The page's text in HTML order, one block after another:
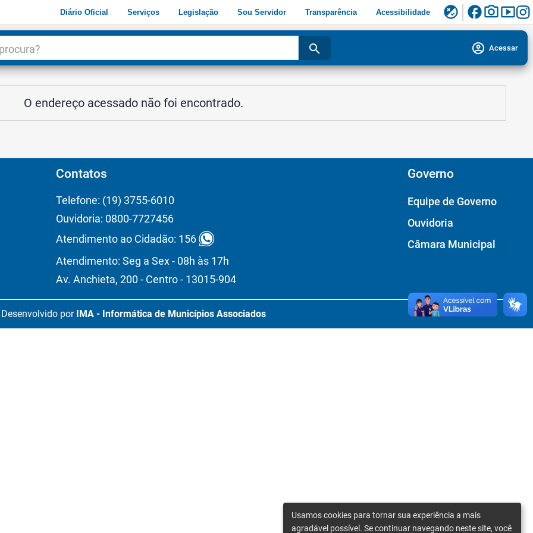
Diário Oficial Serviços Legislação Sou Servidor Transparência Acessibilidade flaky facebookphoto_camerasmart_display
search account_circle Acessar
O endereço acessado não foi encontrado.
Contatos
Telefone: (19) 3755-6010
Ouvidoria: 0800-7727456
Atendimento ao Cidadão: 156
Atendimento: Seg a Sex - 08h às 17h
Av. Anchieta, 200 - Centro - 13015-904
Governo
Equipe de Governo
Ouvidoria
Câmara Municipal
Desenvolvido por IMA - Informática de Municípios Associados
Usamos cookies para tornar sua experiência a mais
agradável possível. Se continuar navegando neste site, você